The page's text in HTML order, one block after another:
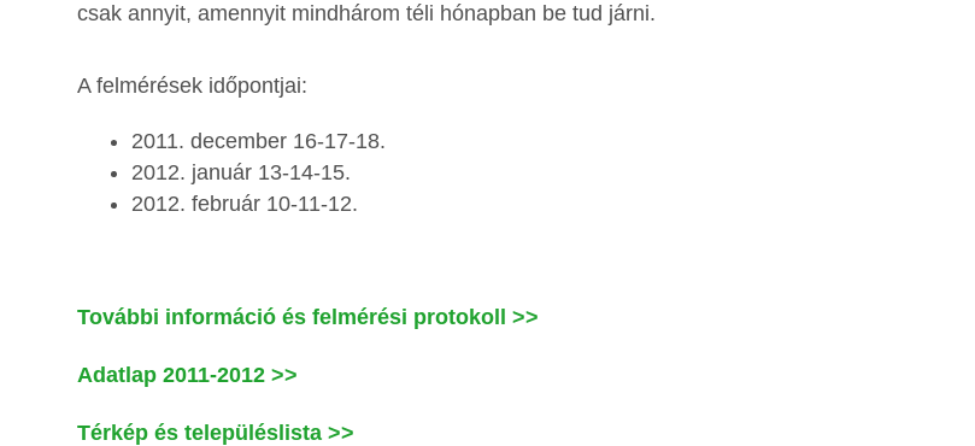
csak annyit, amennyit mindhárom téli hónapban be tud járni.
A felmérések időpontjai:
2011. december 16-17-18.
2012. január 13-14-15.
2012. február 10-11-12.
További információ és felmérési protokoll >>
Adatlap 2011-2012 >>
Térkép és településlista >>